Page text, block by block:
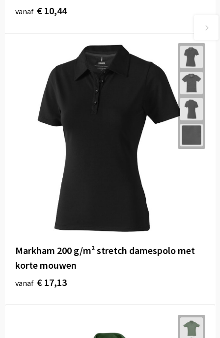
vanaf € 10,44
Markham 200 g/m² stretch damespolo met
korte mouwen
vanaf € 17,13